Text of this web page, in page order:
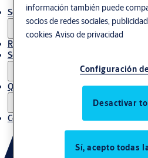
Soluciones
Referencias
Servicio de mantenimiento
Quiénes somos
Contacto
información también puede
socios de redes sociales,
cookies Aviso de privacidad
Configuración
Desactivar
Sí, acepto todas